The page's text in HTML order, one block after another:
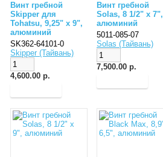
Винт гребной
Skipper для
Tohatsu, 9,25" x 9",
алюминий
SK362-64101-0
Skipper (Тайвань)
4,600.00 р.
Винт гребной
Solas, 8 1/2" x 7",
алюминий
5011-085-07
Solas (Тайвань)
7,500.00 р.